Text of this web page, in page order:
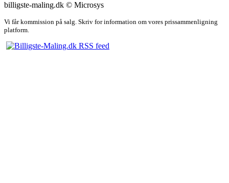
billigste-maling.dk © Microsys
Vi får kommission på salg. Skriv for information om vores prissammenligning
platform.